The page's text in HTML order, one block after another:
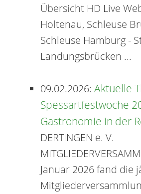
Übersicht HD Live
Holtenau, Schleuse
Schleuse Hamburg -
Landungsbrücken ...
09.02.2026:Aktuelle
Spessartfestwoche
Gastronomie in der
DERTINGEN e. V.
Januar 2026 fand die